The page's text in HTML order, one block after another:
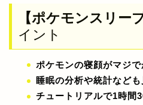
【ポケモンスリー
イント
ポケモンの寝顔がマジ
睡眠の分析や統計なども
チュートリアルで1時間